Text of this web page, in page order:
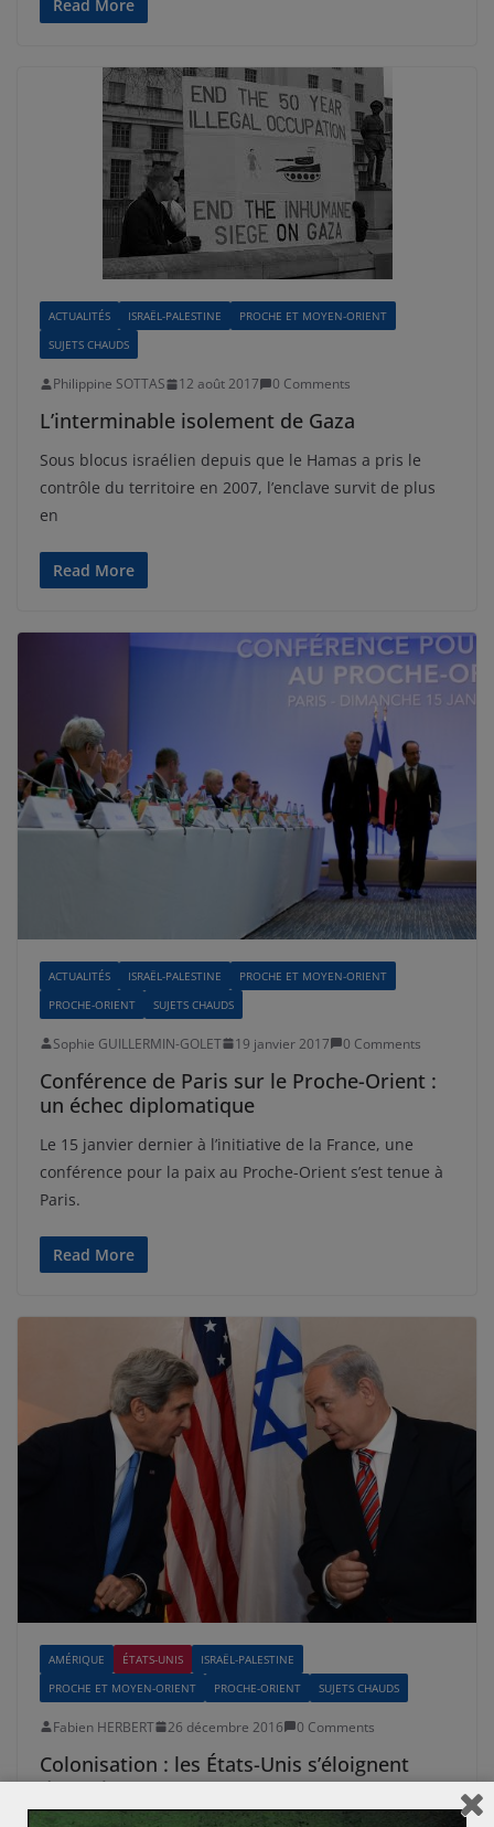
Read More
ACTUALITÉS ISRAËL-PALESTINE
PROCHE ET MOYEN-ORIENT
SUJETS CHAUDS
Philippine SOTTAS 12 août 2017 0 Comments
L’interminable isolement de Gaza
Sous blocus israélien depuis que le Hamas a pris le
contrôle du territoire en 2007, l’enclave survit de plus
en
Read More
ACTUALITÉS ISRAËL-PALESTINE
PROCHE ET MOYEN-ORIENT
PROCHE-ORIENT
SUJETS CHAUDS
Sophie GUILLERMIN-GOLET 19 janvier 2017 0 Comments
Conférence de Paris sur le Proche-Orient :
un échec diplomatique
Le 15 janvier dernier à l’initiative de la France, une
conférence pour la paix au Proche-Orient s’est tenue à
Paris.
Read More
AMÉRIQUE ÉTATS-UNIS
ISRAËL-PALESTINE
PROCHE ET MOYEN-ORIENT
PROCHE-ORIENT SUJETS CHAUDS
Fabien HERBERT 26 décembre 2016 0 Comments
Colonisation : les États-Unis s’éloignent
d’Israël